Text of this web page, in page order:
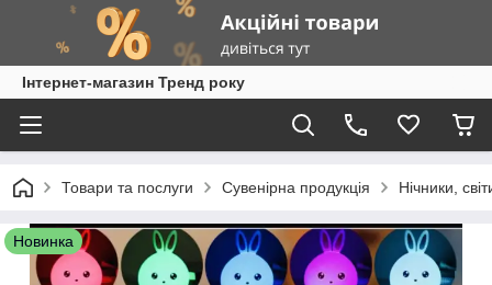
Інтернет-магазин Тренд року
Товари та послуги Сувенірна продукція Нічники,
Новинка